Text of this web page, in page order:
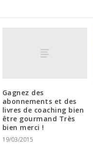
Gagnez des
abonnements et des
livres de coaching bien
être gourmand Très
bien merci !
19/03/2015